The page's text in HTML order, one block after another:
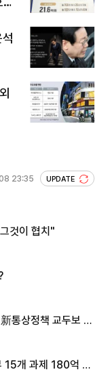
23:35 UPDATE
것이 협치"
통상정책 교두보 활
15개 과제 180억 지